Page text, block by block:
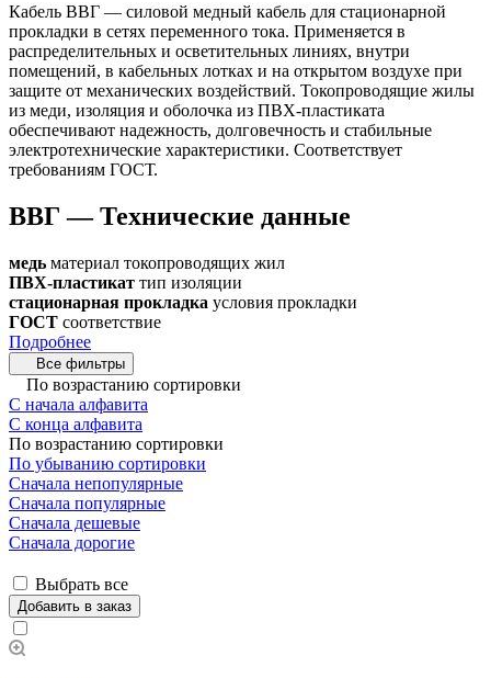
Кабель ВВГ — силовой медный кабель для стационарной
прокладки в сетях переменного тока. Применяется в
распределительных и осветительных линиях, внутри
помещений, в кабельных лотках и на открытом воздухе при
защите от механических воздействий. Токопроводящие жилы
из меди, изоляция и оболочка из ПВХ-пластиката
обеспечивают надежность, долговечность и стабильные
электротехнические характеристики. Соответствует
требованиям ГОСТ.
ВВГ — Технические данные
медь материал токопроводящих жил
ПВХ-пластикат тип изоляции
стационарная прокладка условия прокладки
ГОСТ соответствие
Подробнее
Все фильтры
По возрастанию сортировки
С начала алфавита
С конца алфавита
По возрастанию сортировки
По убыванию сортировки
Сначала непопулярные
Сначала популярные
Сначала дешевые
Сначала дорогие
Выбрать все
Добавить в заказ